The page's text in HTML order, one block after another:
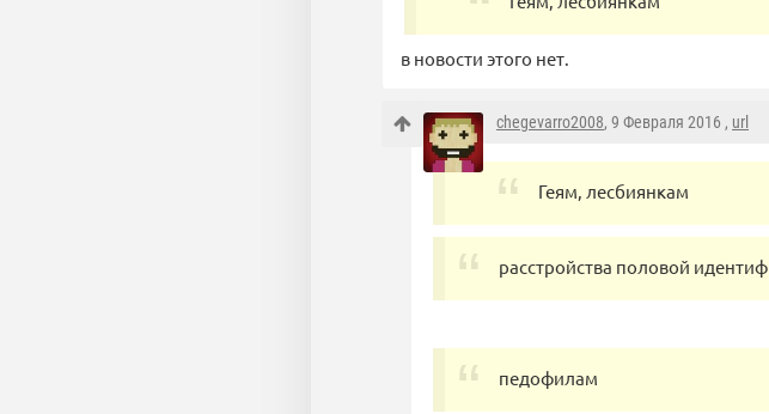
в новости этого нет.
chegevarro2008, 9 Февраля 2016 , url
Геям, лесбиянкам
расстройства половой
педофилам